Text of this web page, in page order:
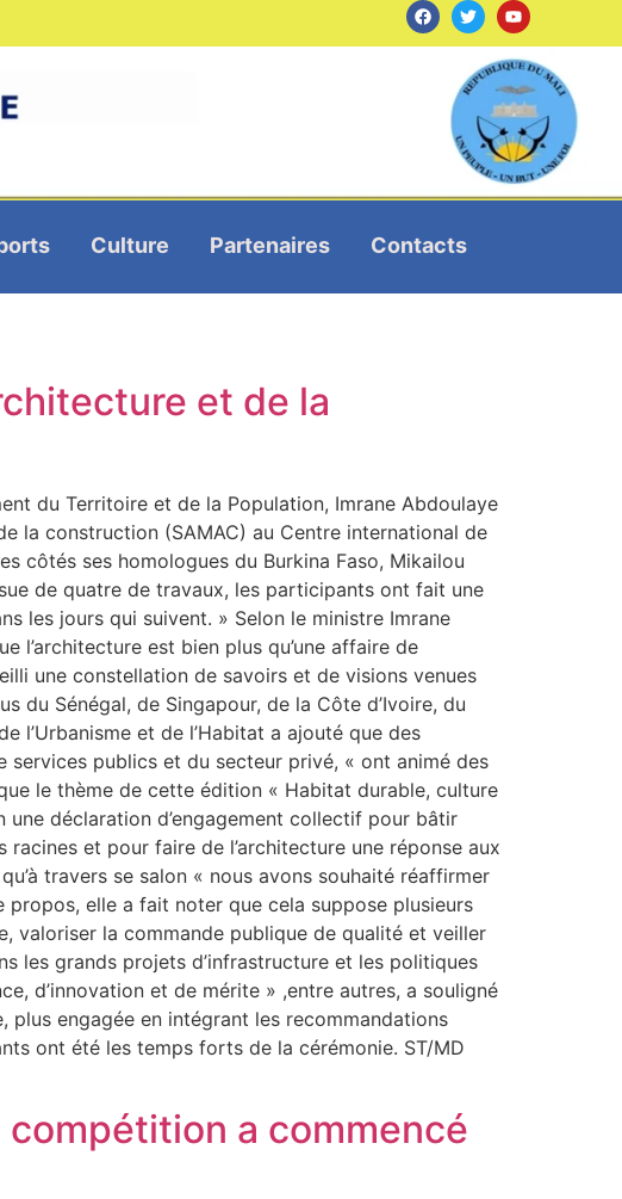
Culture Partenaires Contacts
et de la
du Territoire et de la Population, Imrane Abdoulaye
la construction (SAMAC) au Centre international de
côtés ses homologues du Burkina Faso, Mikailou
de quatre de travaux, les participants ont fait une
les jours qui suivent. » Selon le ministre Imrane
l’architecture est bien plus qu’une affaire de
une constellation de savoirs et de visions venues
du Sénégal, de Singapour, de la Côte d’Ivoire, du
l’Urbanisme et de l’Habitat a ajouté que des
services publics et du secteur privé, « ont animé des
le thème de cette édition « Habitat durable, culture
déclaration d’engagement collectif pour bâtir
et pour faire de l’architecture une réponse aux
travers se salon « nous avons souhaité réaffirmer
elle a fait noter que cela suppose plusieurs
valoriser la commande publique de qualité et veiller
les grands projets d’infrastructure et les politiques
d’innovation et de mérite » ,entre autres, a souligné
engagée en intégrant les recommandations
ont été les temps forts de la cérémonie. ST/MD
a commencé